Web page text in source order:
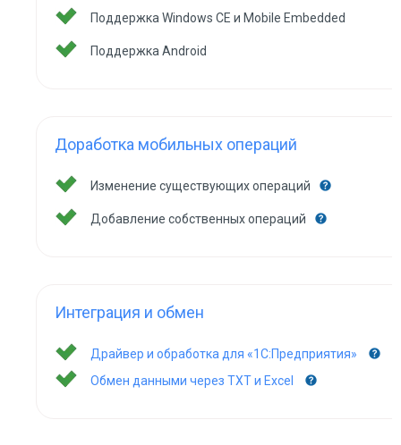
Поддержка Windows CE и Mobile Embedded
Поддержка Android
Доработка мобильных операций
Изменение существующих операций
Добавление собственных операций
Интеграция и обмен
Драйвер и обработка для «1С:Предприятия»
Обмен данными через TXT и Excel